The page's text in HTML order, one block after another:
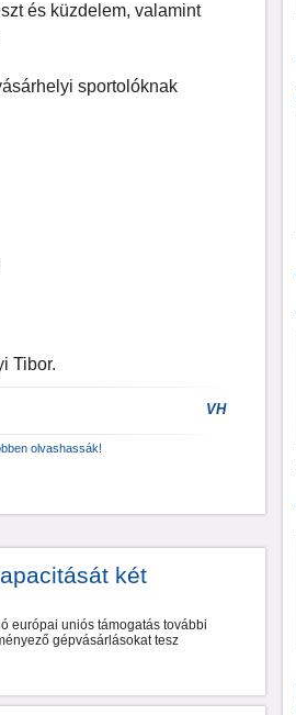
és küzdelem, valamint
sportolóknak
Tibor.
VH
olvashassák!
két
európai uniós támogatás további
gépvásárlásokat tesz